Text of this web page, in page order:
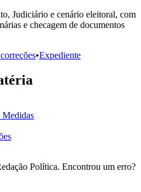
Judiciário e cenário eleitoral, com
e checagem de documentos
•Expediente
Medidas
Política. Encontrou um erro?